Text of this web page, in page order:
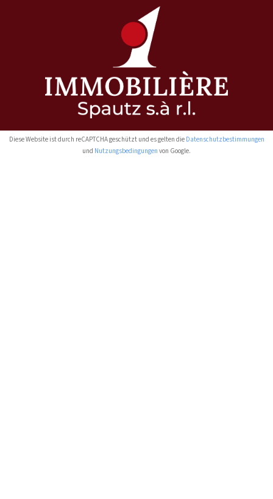
Diese Website ist durch reCAPTCHA geschützt und es gelten die Datenschutzbestimmungen
und Nutzungsbedingungen von Google.